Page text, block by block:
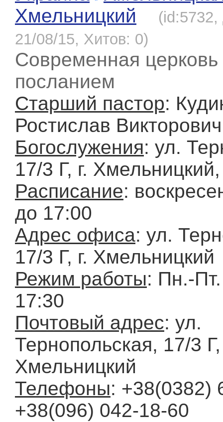
Хмельницкий
21/08/15, Хитов: 0)
Современная
посланием
Старший пастор:
Ростислав Викторович
Богослужения: ул.
17/3 Г, г.
Расписание:
до 17:00
Адрес офиса: ул.
17/3 Г, г. Хмельницкий
Режим работы: Пн.-
17:30
Почтовый адрес: ул.
Тернопольская, 17/3 Г,
Хмельницкий
Телефоны: +38(0382)
+38(096) 042-18-60